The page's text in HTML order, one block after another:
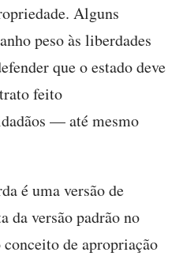
Alguns
peso às liberdades
que o estado deve
feito
— até mesmo
é uma versão de
da versão padrão no
de apropriação